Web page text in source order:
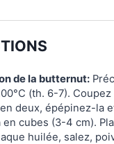
de la butternut:
(th. 6-7). Coupez
deux, épépinez-la
cubes (3-4 cm).
huilée, salez,